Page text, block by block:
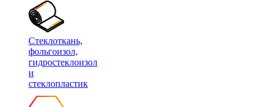
Стеклоткань,
фольгоизол,
гидростеклоизол
и
стеклопластик